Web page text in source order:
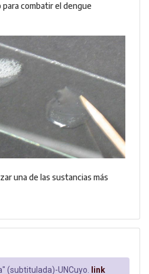
combatir el dengue
una de las sustancias más
(subtitulada)-UNCuyo. link